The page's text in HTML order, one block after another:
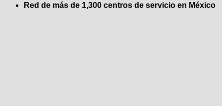
Red de más de 1,300 centros de servicio en México